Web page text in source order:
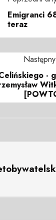
Emigranci
teraz
-